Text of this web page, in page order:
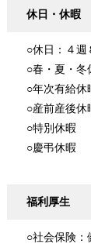
休日・休暇
○休日：４
○春・夏・冬
○年次有給休
○産前産後休
○特別休暇
○慶弔休暇
福利厚生
○社会保険：